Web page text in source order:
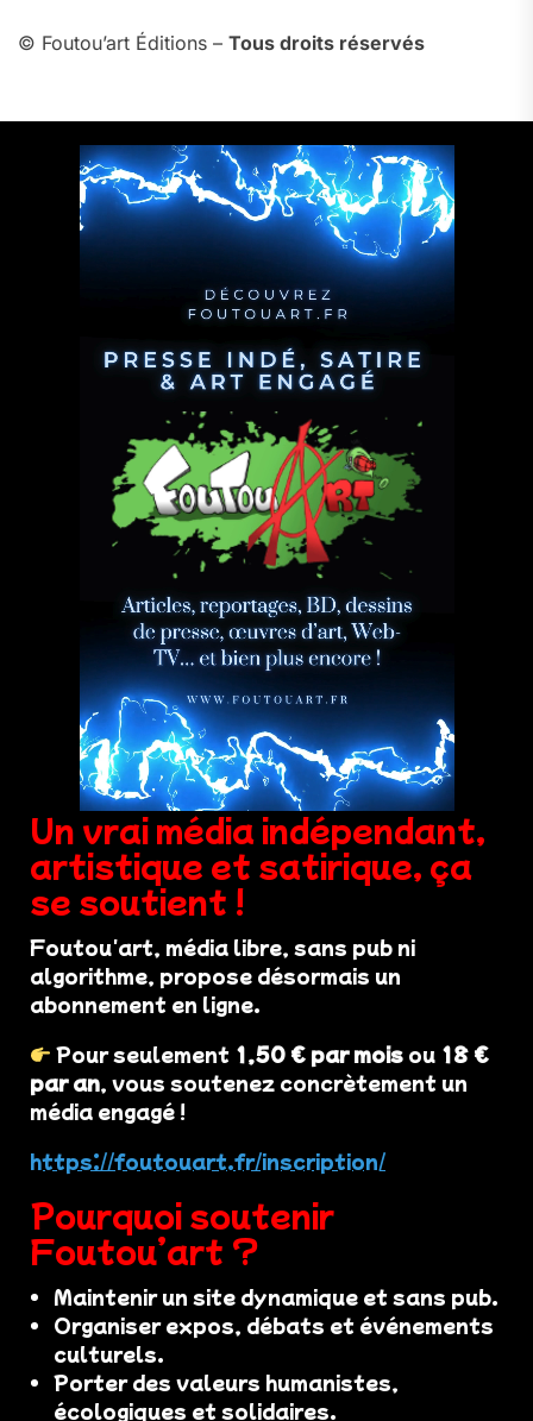
© Foutou’art Éditions – Tous droits réservés
Un vrai média indépendant,
artistique et satirique, ça
se soutient !
Foutou'art, média libre, sans pub ni
algorithme, propose désormais un
abonnement en ligne.
Pour seulement 1,50 € par mois ou 18 €
par an, vous soutenez concrètement un
média engagé !
https://foutouart.fr/inscription/
Pourquoi soutenir
Foutou’art ?
Maintenir un site dynamique et sans pub.
Organiser expos, débats et événements
culturels.
Porter des valeurs humanistes,
écologiques et solidaires.